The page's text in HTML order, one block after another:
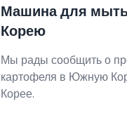
Машина для
Корею
Мы рады сообщить о
картофеля в Южную
Корее.